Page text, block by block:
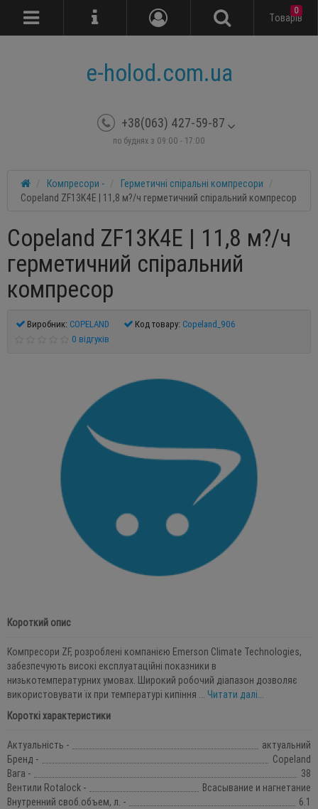
e-holod.com.ua
+38(063) 427-59-87
по буднях з 09:00 - 17:00
Tоварів
0
Компресори -
Герметичні спіральні компресори
Copeland ZF13K4E | 11,8 м?/ч герметичний спіральний компресор
Copeland ZF13K4E | 11,8 м?/ч
герметичний спіральний
компресор
Виробник: COPELAND Код товару: Copeland_906
0 відгуків
Короткий опис
Компресори ZF, розроблені компанією Emerson Climate Technologies,
забезпечують високі експлуатаційні показники в
низькотемпературних умовах. Широкий робочий діапазон дозволяє
використовувати їх при температурі кипіння ... Читати далі...
Короткі характеристики
Актуальність -
актуальний
Бренд -
Copeland
Вага -
38
Вентили Rotalock -
Всасывание и нагнетание
Внутренний своб.объем, л. -
6.1